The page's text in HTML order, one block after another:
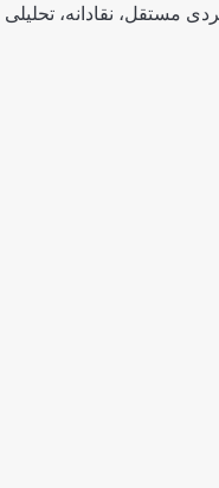
نقادانه، تحلیلی